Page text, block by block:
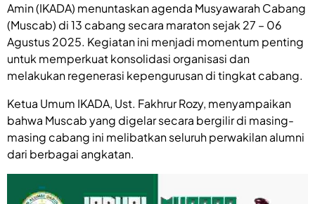
Amin (IKADA) menuntaskan agenda Musyawarah Cabang
(Muscab) di 13 cabang secara maraton sejak 27 – 06
Agustus 2025. Kegiatan ini menjadi momentum penting
untuk memperkuat konsolidasi organisasi dan
melakukan regenerasi kepengurusan di tingkat cabang.
Ketua Umum IKADA, Ust. Fakhrur Rozy, menyampaikan
bahwa Muscab yang digelar secara bergilir di masing-
masing cabang ini melibatkan seluruh perwakilan alumni
dari berbagai angkatan.